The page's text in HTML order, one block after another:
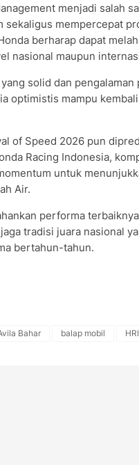
menjadi salah
sekaligus mempercepat
berharap dapat
nasional maupun
solid dan
optimistis mampu
of Speed 2026 pun
Racing Indonesia,
untuk
Air.
performa
tradisi juara nasional
bertahun-tahun.
Bahar balap mobil HRI